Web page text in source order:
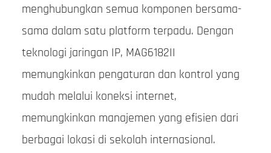
menghubungkan semua komponen bersama-
sama dalam satu platform terpadu. Dengan
teknologi jaringan IP, MAG6182II
memungkinkan pengaturan dan kontrol yang
mudah melalui koneksi internet,
memungkinkan manajemen yang efisien dari
berbagai lokasi di sekolah internasional.